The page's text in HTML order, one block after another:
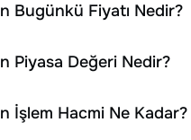
Bugünkü Fiyatı Nedir?
Piyasa Değeri Nedir?
İşlem Hacmi Ne Kadar?